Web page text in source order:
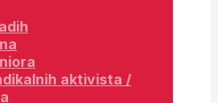
aktivista /